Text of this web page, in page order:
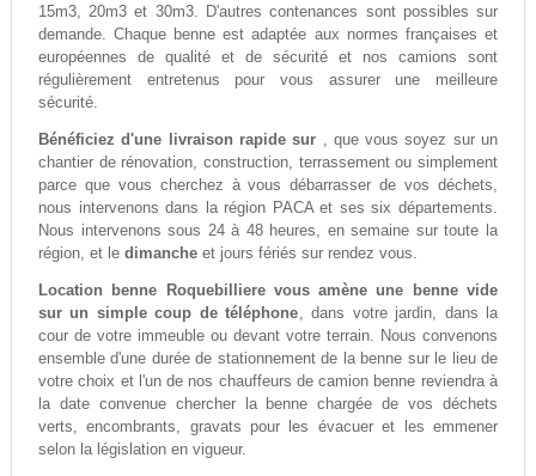
15m3, 20m3 et 30m3. D'autres contenances sont possibles sur
demande. Chaque benne est adaptée aux normes françaises et
européennes de qualité et de sécurité et nos camions sont
régulièrement entretenus pour vous assurer une meilleure
sécurité.
Bénéficiez d'une livraison rapide sur , que vous soyez sur un
chantier de rénovation, construction, terrassement ou simplement
parce que vous cherchez à vous débarrasser de vos déchets,
nous intervenons dans la région PACA et ses six départements.
Nous intervenons sous 24 à 48 heures, en semaine sur toute la
région, et le dimancheet jours fériés sur rendez vous.
Location benne Roquebilliere vous amène une benne vide
sur un simple coup de téléphone, dans votre jardin, dans la
cour de votre immeuble ou devant votre terrain. Nous convenons
ensemble d'une durée de stationnement de la benne sur le lieu de
votre choix et l'un de nos chauffeurs de camion benne reviendra à
la date convenue chercher la benne chargée de vos déchets
verts, encombrants, gravats pour les évacuer et les emmener
selon la législation en vigueur.